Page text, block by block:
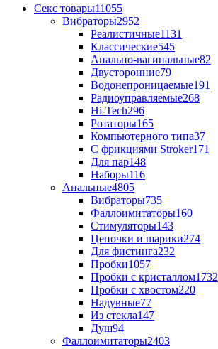
Секс товары11055
Вибраторы2952
Реалистичные1131
Классические545
Анально-вагинальные82
Двусторонние79
Водонепроницаемые191
Радиоуправляемые268
Hi-Tech296
Ротаторы165
Компьютерного типа37
С фрикциями Stroker171
Для пар148
Наборы116
Анальные4805
Вибраторы735
Фаллоимитаторы160
Стимуляторы143
Цепочки и шарики274
Для фистинга232
Пробки1057
Пробки с кристаллом1732
Пробки с хвостом220
Надувные77
Из стекла147
Душ94
Фаллоимитаторы2403